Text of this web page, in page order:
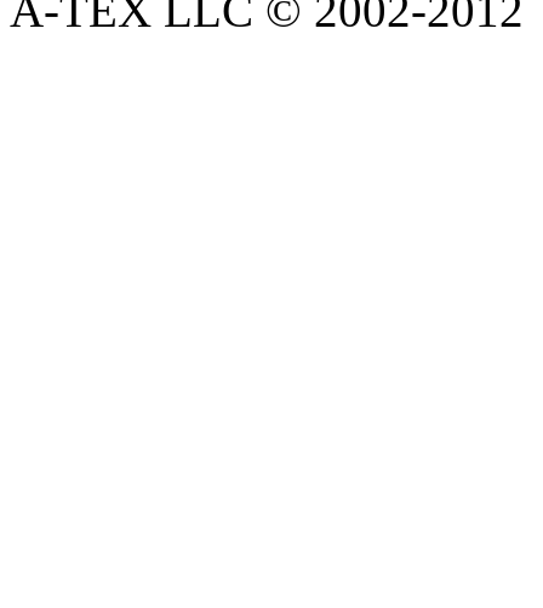
A-TEX LLC © 2002-2012